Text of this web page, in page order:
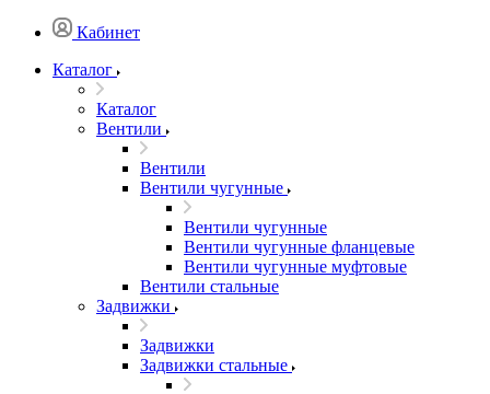
Кабинет
Каталог
Каталог
Вентили
Вентили
Вентили чугунные
Вентили чугунные
Вентили чугунные фланцевые
Вентили чугунные муфтовые
Вентили стальные
Задвижки
Задвижки
Задвижки стальные